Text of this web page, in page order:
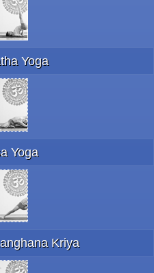
Yoga
Yoga
Kriya